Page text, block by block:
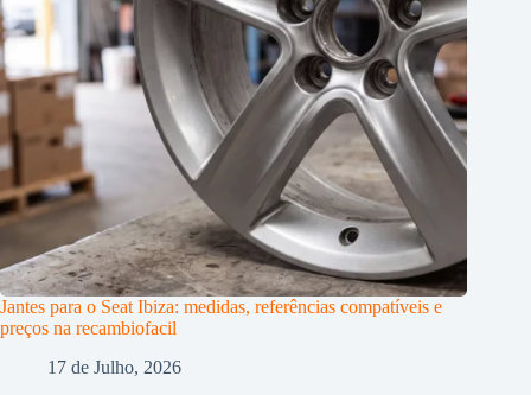
Jantes para o Seat Ibiza: medidas, referências compatíveis e
preços na recambiofacil
17 de Julho, 2026